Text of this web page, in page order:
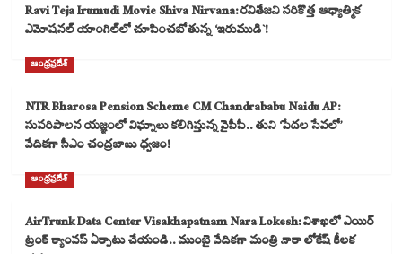
Ravi Teja Irumudi Movie Shiva Nirvana: రవితేజని సరికొత్త ఆధ్యాత్మిక
ఎమోషనల్ యాంగిల్‌లో చూపించబోతున్న ‘ఇరుముడి`!
ఆంధ్రప్రదేశ్
NTR Bharosa Pension Scheme CM Chandrababu Naidu AP:
సుపరిపాలన యజ్ఞంలో విఘ్నాలు కలిగిస్తున్న వైసీపీ.. తుని ‘పేదల సేవలో’
వేదికగా సీఎం చంద్రబాబు ధ్వజం!
ఆంధ్రప్రదేశ్
AirTrunk Data Center Visakhapatnam Nara Lokesh: విశాఖలో ఎయిర్
ట్రంక్ క్యాంపస్ ఏర్పాటు చేయండి.. ముంబై వేదికగా మంత్రి నారా లోకేష్ కీలక